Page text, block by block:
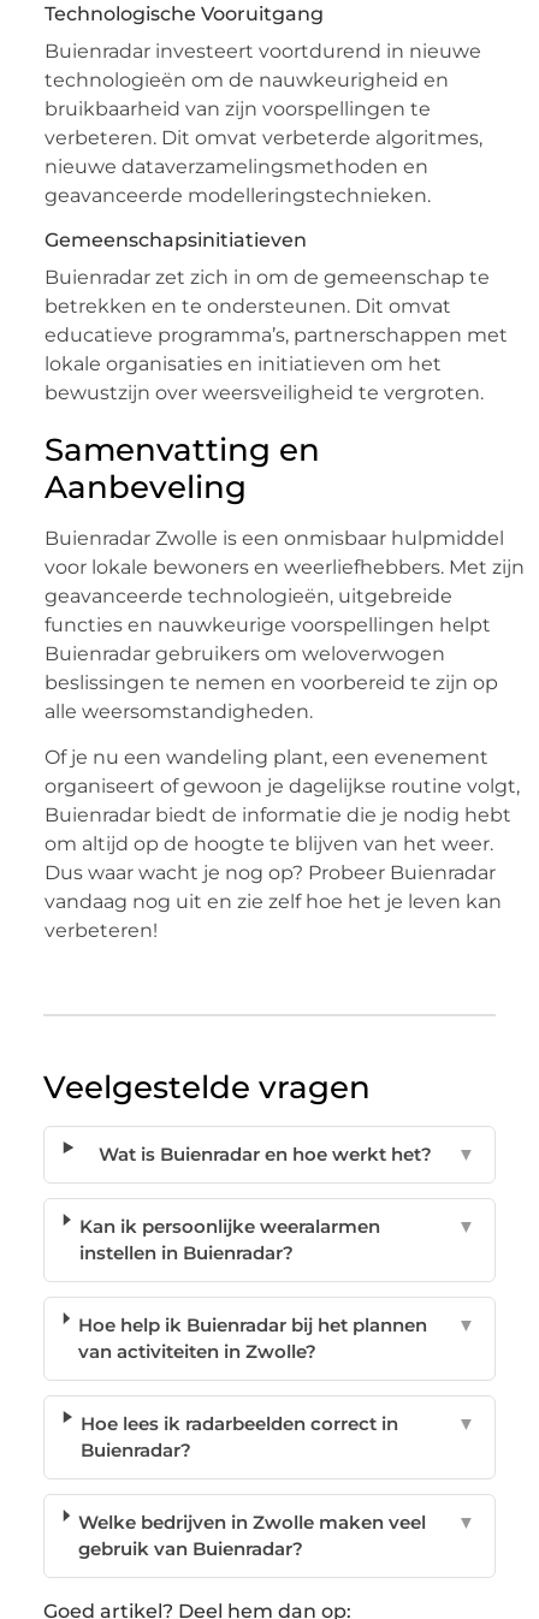
Technologische Vooruitgang
Buienradar investeert voortdurend in nieuwe
technologieën om de nauwkeurigheid en
bruikbaarheid van zijn voorspellingen te
verbeteren. Dit omvat verbeterde algoritmes,
nieuwe dataverzamelingsmethoden en
geavanceerde modelleringstechnieken.
Gemeenschapsinitiatieven
Buienradar zet zich in om de gemeenschap te
betrekken en te ondersteunen. Dit omvat
educatieve programma’s, partnerschappen met
lokale organisaties en initiatieven om het
bewustzijn over weersveiligheid te vergroten.
Samenvatting en
Aanbeveling
Buienradar Zwolle is een onmisbaar hulpmiddel
voor lokale bewoners en weerliefhebbers. Met zijn
geavanceerde technologieën, uitgebreide
functies en nauwkeurige voorspellingen helpt
Buienradar gebruikers om weloverwogen
beslissingen te nemen en voorbereid te zijn op
alle weersomstandigheden.
Of je nu een wandeling plant, een evenement
organiseert of gewoon je dagelijkse routine volgt,
Buienradar biedt de informatie die je nodig hebt
om altijd op de hoogte te blijven van het weer.
Dus waar wacht je nog op? Probeer Buienradar
vandaag nog uit en zie zelf hoe het je leven kan
verbeteren!
Veelgestelde vragen
Wat is Buienradar en hoe werkt het? ▼
Kan ik persoonlijke weeralarmen
instellen in Buienradar?
▼
Hoe help ik Buienradar bij het plannen
van activiteiten in Zwolle?
▼
Hoe lees ik radarbeelden correct in
Buienradar?
▼
Welke bedrijven in Zwolle maken veel
gebruik van Buienradar?
▼
Goed artikel? Deel hem dan op: